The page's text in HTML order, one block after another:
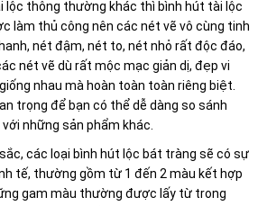
lộc thông thường khác thì bình hút tài lộc
làm thủ công nên các nét vẽ vô cùng tinh
nét đậm, nét to, nét nhỏ rất độc đáo,
nét vẽ dù rất mộc mạc giản dị, đẹp vi
nhau mà hoàn toàn toàn riêng biệt.
trọng để bạn có thể dễ dàng so sánh
những sản phẩm khác.
các loại bình hút lộc bát tràng sẽ có sự
tế, thường gồm từ 1 đến 2 màu kết hợp
gam màu thường được lấy từ trong